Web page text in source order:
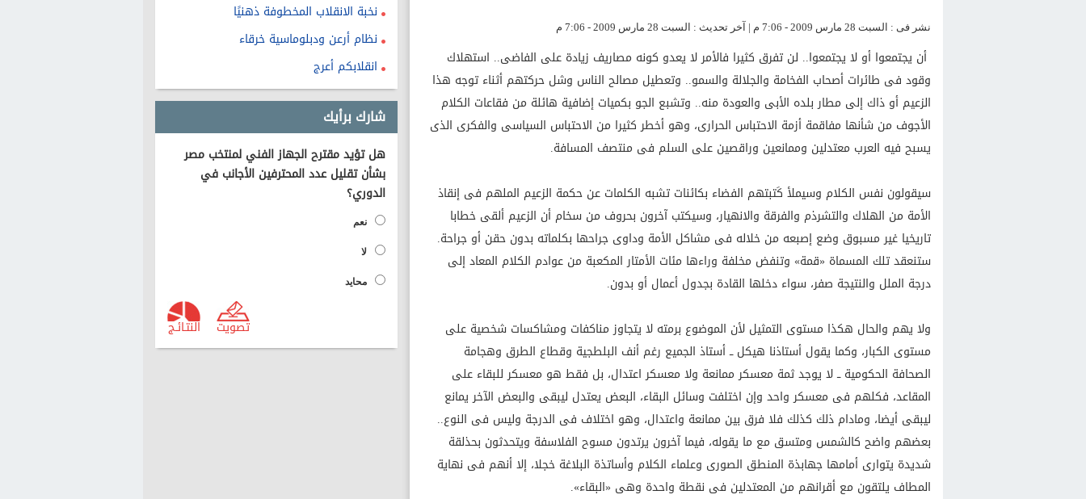
نخبة الانقلاب المخطوفة ذهنيًا
نظام أرعن ودبلوماسية خرقاء
انقلابكم أعرج
شارك برأيك
هل تؤيد مقترح الجهاز الفني لمنتخب مصر
بشأن تقليل عدد المحترفين الأجانب في
الدوري؟
نعم
لا
محايد
النتـائـج تصويت
نشر فى : السبت 28 مارس 2009 - 7:06 م | آخر تحديث : السبت 28 مارس 2009 - 7:06 م
أن يجتمعوا أو لا يجتمعوا.. لن تفرق كثيرا فالأمر لا يعدو كونه مصاريف زيادة على الفاضى.. استهلاك
وقود فى طائرات أصحاب الفخامة والجلالة والسمو.. وتعطيل مصالح الناس وشل حركتهم أثناء توجه هذا
الزعيم أو ذاك إلى مطار بلده الأبى والعودة منه.. وتشبع الجو بكميات إضافية هائلة من فقاعات الكلام
الأجوف من شأنها مفاقمة أزمة الاحتباس الحرارى، وهو أخطر كثيرا من الاحتباس السياسى والفكرى الذى
يسبح فيه العرب معتدلين وممانعين وراقصين على السلم فى منتصف المسافة.
سيقولون نفس الكلام وسيملأ كَتبتهم الفضاء بكائنات تشبه الكلمات عن حكمة الزعيم الملهم فى إنقاذ
الأمة من الهلاك والتشرذم والفرقة والانهيار، وسيكتب آخرون بحروف من سخام أن الزعيم ألقى خطابا
تاريخيا غير مسبوق وضع إصبعه من خلاله فى مشاكل الأمة وداوى جراحها بكلماته بدون حقن أو جراحة.
ستنعقد تلك المسماة «قمة» وتنفض مخلفة وراءها مئات الأمتار المكعبة من عوادم الكلام المعاد إلى
درجة الملل والنتيجة صفر، سواء دخلها القادة بجدول أعمال أو بدون.
ولا يهم والحال هكذا مستوى التمثيل لأن الموضوع برمته لا يتجاوز مناكفات ومشاكسات شخصية على
مستوى الكبار، وكما يقول أستاذنا هيكل ــ أستاذ الجميع رغم أنف البلطجية وقطاع الطرق وهجامة
الصحافة الحكومية ــ لا يوجد ثمة معسكر ممانعة ولا معسكر اعتدال، بل فقط هو معسكر للبقاء على
المقاعد، فكلهم فى معسكر واحد وإن اختلفت وسائل البقاء، البعض يعتدل ليبقى والبعض الآخر يمانع
ليبقى أيضا، ومادام ذلك كذلك فلا فرق بين ممانعة واعتدال، وهو اختلاف فى الدرجة وليس فى النوع..
بعضهم واضح كالشمس ومتسق مع ما يقوله، فيما آخرون يرتدون مسوح الفلاسفة ويتحدثون بحذلقة
شديدة يتوارى أمامها جهابذة المنطق الصورى وعلماء الكلام وأساتذة البلاغة خجلا، إلا أنهم فى نهاية
المطاف يلتقون مع أقرانهم من المعتدلين فى نقطة واحدة وهى «البقاء».